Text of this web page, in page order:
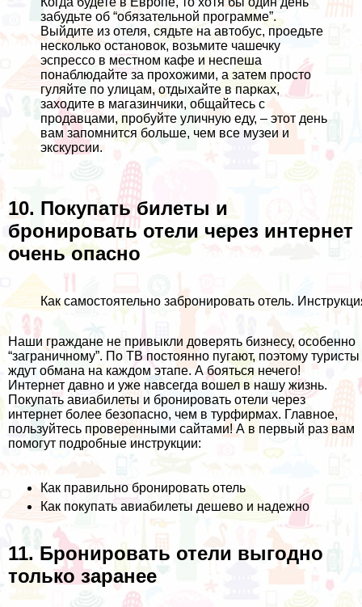
забудьте об “обязательной программе”.
Выйдите из отеля, сядьте на автобус, проедьте
несколько остановок, возьмите чашечку
эспрессо в местном кафе и неспеша
понаблюдайте за прохожими, а затем просто
гуляйте по улицам, отдыхайте в парках,
заходите в магазинчики, общайтесь с
продавцами, пробуйте уличную еду, – этот день
вам запомнится больше, чем все музеи и
экскурсии.
10. Покупать билеты и
бронировать отели через интернет
очень опасно
Как самостоятельно забронировать отель.
Наши граждане не привыкли доверять бизнесу, особенно
“заграничному”. По ТВ постоянно пугают, поэтому туристы
ждут обмана на каждом этапе. А бояться нечего!
Интернет давно и уже навсегда вошел в нашу жизнь.
Покупать авиабилеты и бронировать отели через
интернет более безопасно, чем в турфирмах. Главное,
пользуйтесь проверенными сайтами! А в первый раз вам
помогут подробные инструкции:
Как правильно бронировать отель
Как покупать авиабилеты дешево и надежно
11. Бронировать отели выгодно
только заранее